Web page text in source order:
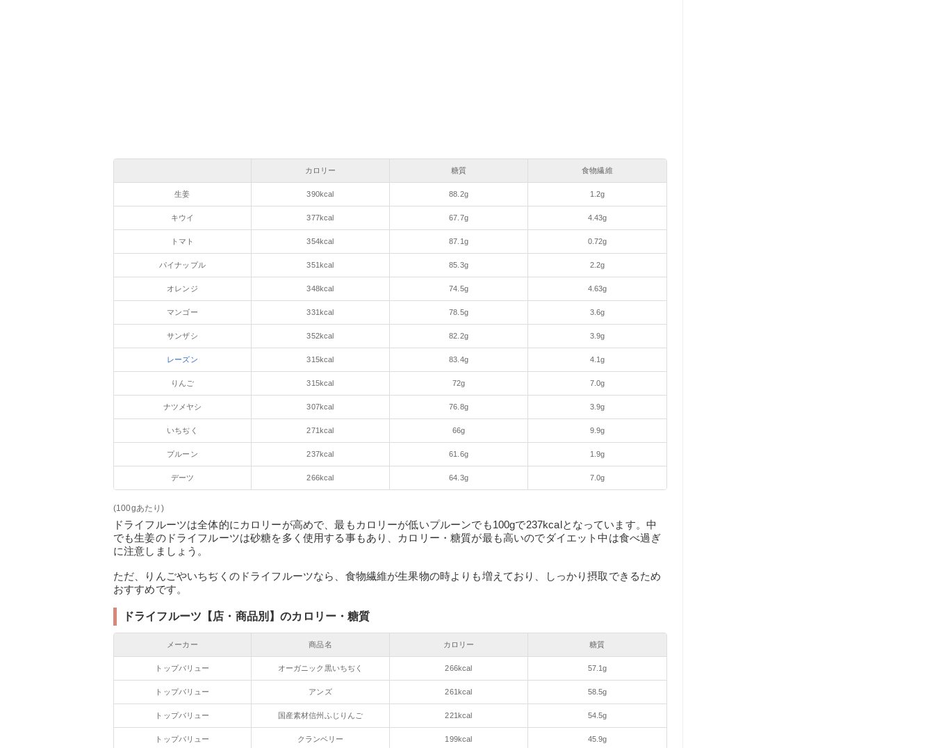
カロリー 糖質 食物繊維
生姜 390kcal 88.2g 1.2g
キウイ 377kcal 67.7g 4.43g
トマト 354kcal 87.1g 0.72g
パイナップル 351kcal 85.3g 2.2g
オレンジ 348kcal 74.5g 4.63g
マンゴー 331kcal 78.5g 3.6g
サンザシ 352kcal 82.2g 3.9g
レーズン 315kcal 83.4g 4.1g
りんご 315kcal 72g 7.0g
ナツメヤシ 307kcal 76.8g 3.9g
いちぢく 271kcal 66g 9.9g
プルーン 237kcal 61.6g 1.9g
デーツ 266kcal 64.3g 7.0g
(100gあたり)
ドライフルーツは全体的にカロリーが高めで、最もカロリーが低いプルーンでも100gで237kcalとなっています。中
でも生姜のドライフルーツは砂糖を多く使用する事もあり、カロリー・糖質が最も高いのでダイエット中は食べ過ぎ
に注意しましょう。
ただ、りんごやいちぢくのドライフルーツなら、食物繊維が生果物の時よりも増えており、しっかり摂取できるため
おすすめです。
ドライフルーツ【店・商品別】のカロリー・糖質
メーカー 商品名 カロリー 糖質
トップバリュー オーガニック黒いちぢく 266kcal 57.1g
トップバリュー アンズ 261kcal 58.5g
トップバリュー 国産素材信州ふじりんご 221kcal 54.5g
トップバリュー クランベリー 199kcal 45.9g